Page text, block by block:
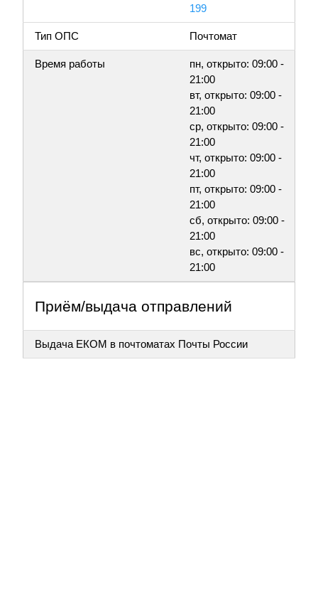
199
Тип ОПС Почтомат
Время работы
пн, открыто: 09:00 -
21:00
вт, открыто: 09:00 -
21:00
ср, открыто: 09:00 -
21:00
чт, открыто: 09:00 -
21:00
пт, открыто: 09:00 -
21:00
сб, открыто: 09:00 -
21:00
вс, открыто: 09:00 -
21:00
Приём/выдача отправлений
Выдача ЕКОМ в почтоматах Почты России